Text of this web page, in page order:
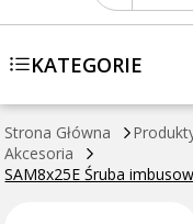
KATEGORIE
Strona Główna
Akcesoria
SAM8x25E Śruba